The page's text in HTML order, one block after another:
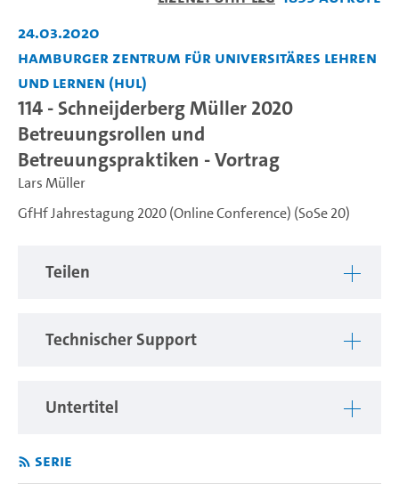
24.03.2020
Hamburger Zentrum für Universitäres Lehren
und Lernen (HUL)
114 - Schneijderberg Müller 2020
Betreuungsrollen und
Betreuungspraktiken - Vortrag
Lars Müller
GfHf Jahrestagung 2020 (Online Conference) (SoSe 20)
Teilen
Technischer Support
Untertitel
Serie